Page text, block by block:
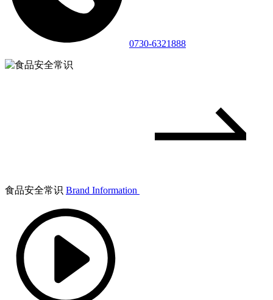
0730-6321888
食品安全常识 Brand Information